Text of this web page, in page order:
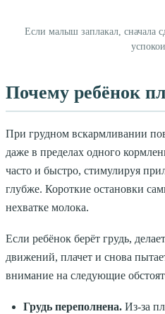
Если малыш заплакал, сначала
Почему ребёнок
При грудном вскармливании
даже в пределах одного
часто и быстро, стимулируя
глубже. Короткие остановки
нехватке молока.
Если ребёнок берёт грудь,
движений, плачет и снова
внимание на следующие
Грудь переполнена. Из-за